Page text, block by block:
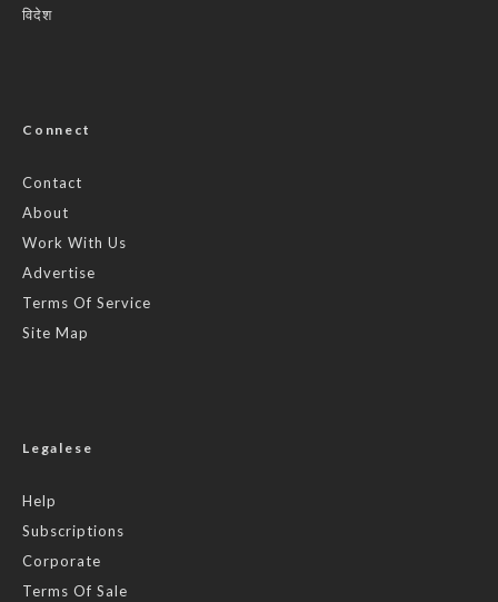
विदेश
Connect
Contact
About
Work With Us
Advertise
Terms Of Service
Site Map
Legalese
Help
Subscriptions
Corporate
Terms Of Sale